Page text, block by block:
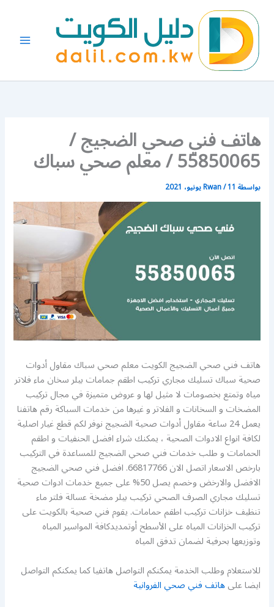
المحتوى
هاتف فني صحي الضجيج /
55850065 / معلم صحي سباك
بواسطة Rwan/11 يونيو، 2021
هاتف فني صحي الضجيج الكويت معلم صحي سباك مقاول أدوات
صحية سباك تسليك مجاري تركيب اطقم جمامات بيلر سخان ماء فلاتر
مياه وتمتع بخصومات لا مثيل لها و عروض متميزة في مجال تركيب
المضخات و السخانات و الفلاتر و غيرها من خدمات السباكة رقم هاتفنا
يعمل 24 ساعة مقاول أدوات صحية الضجيج نوفر لكم قطع غيار اصلية
لكافة انواع الادوات الصحية ، يمكنك شراء افضل الحنفيات و اطقم
الحمامات و طلب خدمات فني صحي الضجيج للمساعدة في التركيب
بارخص الاسعار اتصل الان 66817766. افضل فني صحي الضجيج
الافضل والارخض وخصم يصل 50% على جميع خدمات ادوات صحية
تسليك مجاري الصرف الصحي تركيب بيلر مضخة عسالة فلتر ماء
تنظيف خزانات تركيب اطقم حمامات. يقوم فني صحية بالكويت على
تركيب الخزانات المياه على الأسطح أوتمديدكافة المواسير المياه
وتوزيعها بحرفية لضمان تدفق المياه
للاستعلام وطلب الخدمة يمكنكم التواصل هاتفيا كما يمكنكم التواصل
ايضا علىهاتف فني صحي الفروانية